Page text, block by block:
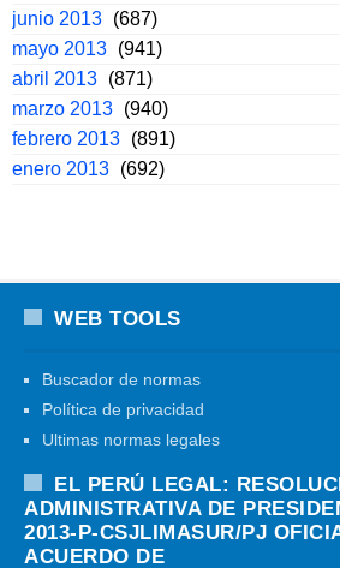
junio 2013 (687)
mayo 2013 (941)
abril 2013 (871)
marzo 2013 (940)
febrero 2013 (891)
enero 2013 (692)
WEB TOOLS
Buscador de normas
Política de privacidad
Ultimas normas legales
EL PERÚ LEGAL:
ADMINISTRATIVA DE
2013-P-CSJLIMASUR/PJ
ACUERDO DE